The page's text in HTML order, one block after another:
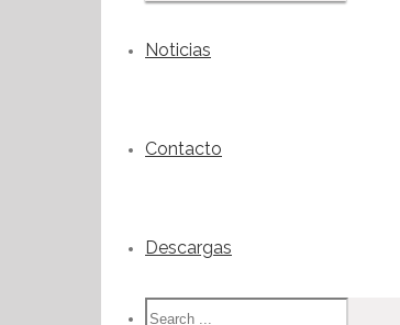
Noticias
Contacto
Descargas